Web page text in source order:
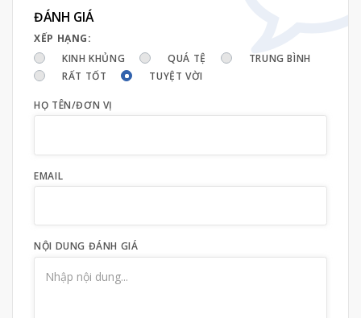
ĐÁNH GIÁ
XẾP HẠNG:
KINH KHỦNG
QUÁ TỆ
TRUNG BÌNH
RẤT TỐT
TUYỆT VỜI
HỌ TÊN/ĐƠN VỊ
EMAIL
NỘI DUNG ĐÁNH GIÁ